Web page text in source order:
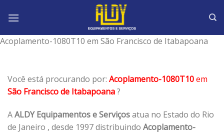
Acoplamento-1080T10 em São Francisco de Itabapoana
Você está procurando por: Acoplamento-1080T10em
São Francisco de Itabapoana?
AALDY Equipamentos e Serviçosatua no Estado do Rio
de Janeiro , desde 1997 distribuindo Acoplamento-